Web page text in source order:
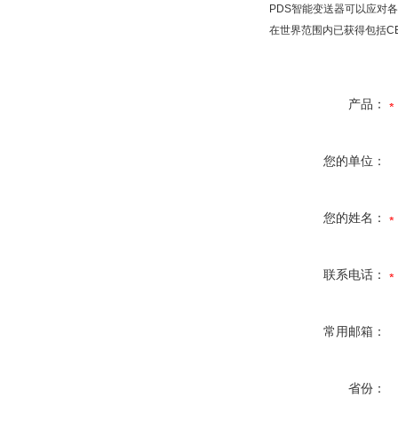
PDS智能变送器可以应对
在世界范围内已获得包括
产品：
您的单位：
您的姓名：
联系电话：
常用邮箱：
省份：